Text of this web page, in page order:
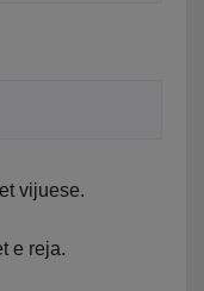
vijuese.
e reja.